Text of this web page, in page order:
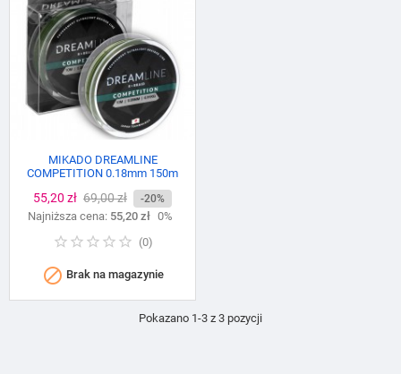
MIKADO DREAMLINE
COMPETITION 0.18mm 150m
Cena
55,20 zł Cena
podstawowa
69,00 zł -20%
Najniższa cena: 55,20 zł 0%
(0)
 Brak na magazynie
Pokazano 1-3 z 3 pozycji